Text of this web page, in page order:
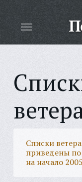
Списки
приведены
на начало